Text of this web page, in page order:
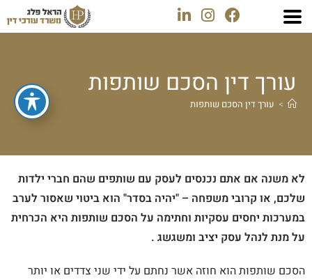
עורך דין הסכם שותפות
> עורך דין הסכם שותפות
לא משנה אם אתם נכנסים לעסק עם שותפים שהם חברי ילדות
שלכם, או קרובי משפחה – "יהיה בסדר" הוא ביטוי שאסור לערב
במערכות יחסים עסקיות וחתימה על הסכם שותפות היא הכרחית
על מנת לנהל עסק יציב ומשגשג .
הסכם שותפות הוא חוזה אשר נחתם על ידי שני צדדים או יותר